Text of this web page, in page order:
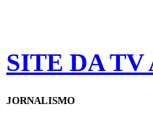
SITE DA TV
JORNALISMO